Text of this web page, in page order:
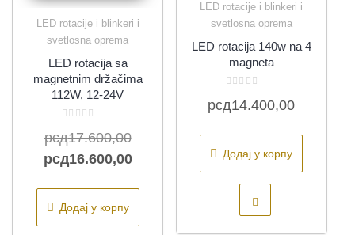
Quick View
LED rotacije i blinkeri i
svetlosna oprema
LED rotacija sa
magnetnim držačima
112W, 12-24V
са
0
од
5
рсд17.600,00Оригинална
цена
рсд17.600,00.
рсд16.600,00Тренутна
рсд16.600,00.
Додај у корпу
Quick View
LED rotacije i blinkeri i
svetlosna oprema
LED rotacija 140w na 4
magneta
са
0
5
рсд14.400,00
Додај у корпу